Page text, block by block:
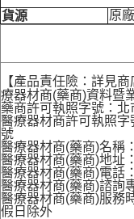
貨源 原
【產品責任險：詳見商
療器材商(藥商)資料暨
藥商許可執照字號：
醫療器材商許可執照
號
醫療器材商(藥商)名稱
醫療器材商(藥商)地址
醫療器材商(藥商)電話
醫療器材商(藥商)諮詢
醫療器材商(藥商)服務
假日除外